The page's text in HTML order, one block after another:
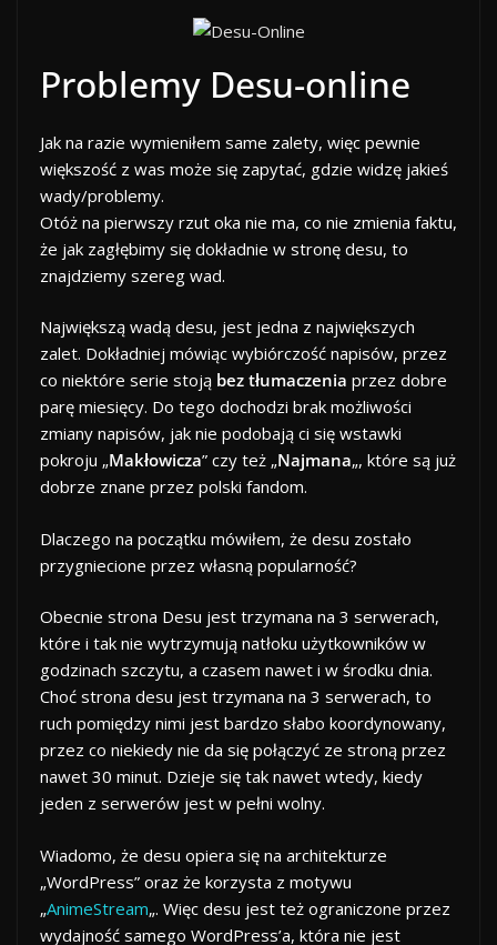
Problemy Desu-online
Jak na razie wymieniłem same zalety, więc pewnie
większość z was może się zapytać, gdzie widzę jakieś
wady/problemy.
Otóż na pierwszy rzut oka nie ma, co nie zmienia faktu,
że jak zagłębimy się dokładnie w stronę desu, to
znajdziemy szereg wad.
Największą wadą desu, jest jedna z największych
zalet. Dokładniej mówiąc wybiórczość napisów, przez
co niektóre serie stoją bez tłumaczenia przez dobre
parę miesięcy. Do tego dochodzi brak możliwości
zmiany napisów, jak nie podobają ci się wstawki
pokroju „Makłowicza” czy też „Najmana„, które są już
dobrze znane przez polski fandom.
Dlaczego na początku mówiłem, że desu zostało
przygniecione przez własną popularność?
Obecnie strona Desu jest trzymana na 3 serwerach,
które i tak nie wytrzymują natłoku użytkowników w
godzinach szczytu, a czasem nawet i w środku dnia.
Choć strona desu jest trzymana na 3 serwerach, to
ruch pomiędzy nimi jest bardzo słabo koordynowany,
przez co niekiedy nie da się połączyć ze stroną przez
nawet 30 minut. Dzieje się tak nawet wtedy, kiedy
jeden z serwerów jest w pełni wolny.
Wiadomo, że desu opiera się na architekturze
„WordPress” oraz że korzysta z motywu
„AnimeStream„. Więc desu jest też ograniczone przez
wydajność samego WordPress’a, która nie jest